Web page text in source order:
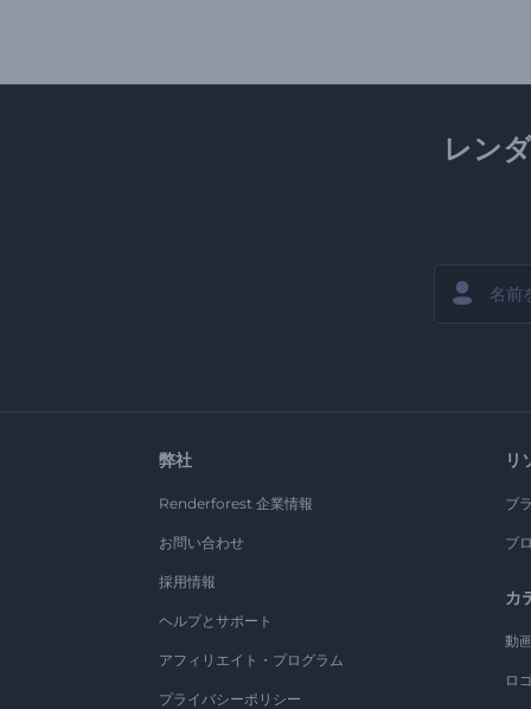
レン
弊社
Renderforest 企業情報
お問い合わせ
採用情報
ヘルプとサポート
アフィリエイト・プログラム
プライバシーポリシー
リ
ブ
ブ
カ
動
ロ